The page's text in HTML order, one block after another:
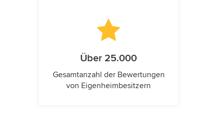
Über 25.000
Gesamtanzahl der Bewertungen
von Eigenheimbesitzern